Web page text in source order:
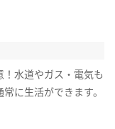
水道やガス・電気も
に生活ができます。